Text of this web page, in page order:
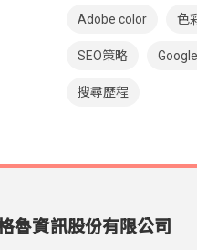
Adobe color 色
SEO策略
搜尋歷程
魯資訊股份有限公司